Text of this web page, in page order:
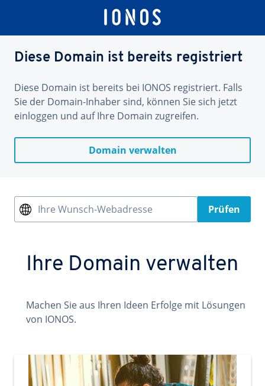
Diese Domain ist bereits registriert
Diese Domain ist bereits bei IONOS registriert. Falls
Sie der Domain-Inhaber sind, können Sie sich jetzt
einloggen und auf Ihre Domain zugreifen.
Domain verwalten
Ihre Wunsch-Webadresse Prüfen
Ihre Domain verwalten
Machen Sie aus Ihren Ideen Erfolge mit Lösungen
von IONOS.